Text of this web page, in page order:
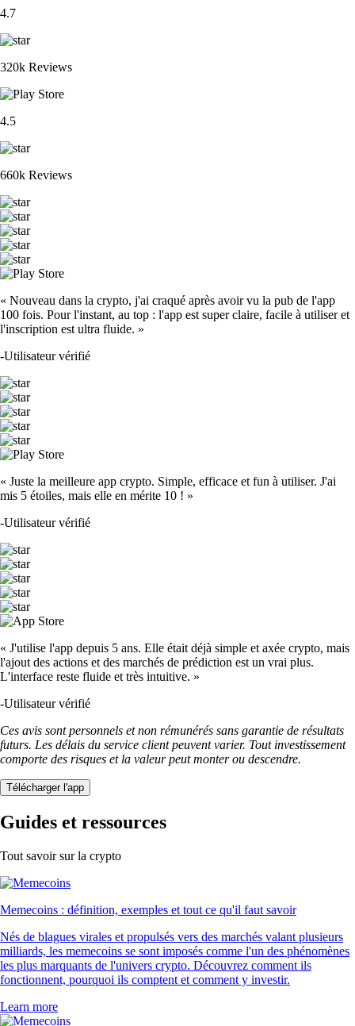
4.7
320k Reviews
4.5
660k Reviews
« Nouveau dans la crypto, j'ai craqué après avoir vu la pub de l'app
100 fois. Pour l'instant, au top : l'app est super claire, facile à utiliser et
l'inscription est ultra fluide. »
-Utilisateur vérifié
« Juste la meilleure app crypto. Simple, efficace et fun à utiliser. J'ai
mis 5 étoiles, mais elle en mérite 10 ! »
-Utilisateur vérifié
« J'utilise l'app depuis 5 ans. Elle était déjà simple et axée crypto, mais
l'ajout des actions et des marchés de prédiction est un vrai plus.
L'interface reste fluide et très intuitive. »
-Utilisateur vérifié
Ces avis sont personnels et non rémunérés sans garantie de résultats
futurs. Les délais du service client peuvent varier. Tout investissement
comporte des risques et la valeur peut monter ou descendre.
Télécharger l'app
Guides et ressources
Tout savoir sur la crypto
Memecoins : définition, exemples et tout ce qu'il faut savoir
Nés de blagues virales et propulsés vers des marchés valant plusieurs
milliards, les memecoins se sont imposés comme l'un des phénomènes
les plus marquants de l'univers crypto. Découvrez comment ils
fonctionnent, pourquoi ils comptent et comment y investir.
Learn more